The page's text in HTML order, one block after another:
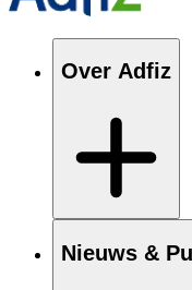
Over Adfiz
Nieuws &